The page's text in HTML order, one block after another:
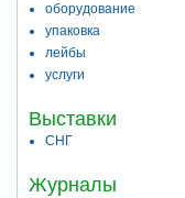
оборудование
упаковка
лейбы
услуги
Выставки
СНГ
Журналы